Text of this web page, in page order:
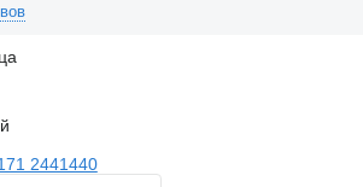
2441440